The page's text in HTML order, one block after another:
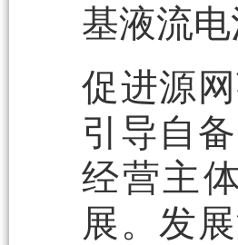
基液流
促进源
引导自
经营主
展。发